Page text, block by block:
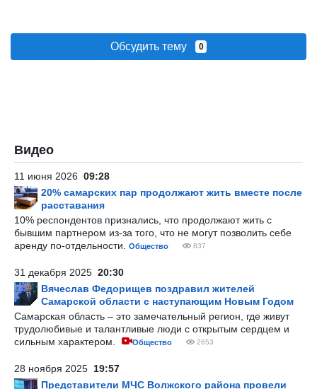
Обсудить тему 0
Видео
11 июня 2026 09:28
20% самарских пар продолжают жить вместе после
расставания
10% респондентов признались, что продолжают жить с
бывшим партнером из-за того, что не могут позволить себе
аренду по-отдельности.
Общество 837
31 декабря 2025 20:30
Вячеслав Федорищев поздравил жителей
Самарской области с наступающим Новым Годом
Самарская область – это замечательный регион, где живут
трудолюбивые и талантливые люди с открытым сердцем и
сильным характером.
Общество 2653
28 ноября 2025 19:57
Представители МЧС Волжского района провели